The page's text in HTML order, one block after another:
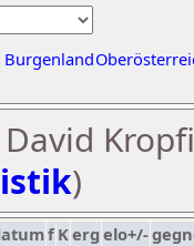
Burgenland
)
f Kerg elo+/-